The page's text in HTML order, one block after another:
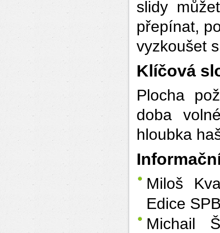
slidy
přepínat,
vyzkoušet
Klíčová
Plocha
doba
hloubka
Miloš
Edice
Michail